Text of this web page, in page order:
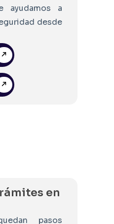
ayudamos a
desde
en
pasos